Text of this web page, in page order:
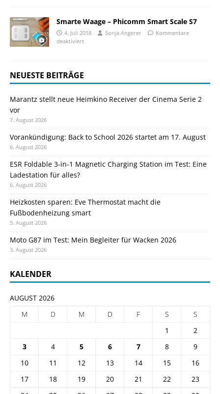
Smarte Waage – Phicomm Smart Scale S7
4. Juli 2018 Sonja Angerer
Kommentare
deaktiviert
NEUESTE BEITRÄGE
Marantz stellt neue Heimkino Receiver der Cinema Serie 2
vor
7. August 2026
Vorankündigung: Back to School 2026 startet am 17. August
6. August 2026
ESR Foldable 3-in-1 Magnetic Charging Station im Test: Eine
Ladestation für alles?
6. August 2026
Heizkosten sparen: Eve Thermostat macht die
Fußbodenheizung smart
5. August 2026
Moto G87 im Test: Mein Begleiter für Wacken 2026
3. August 2026
KALENDER
AUGUST 2026
M
D M D F S
S
1
2
3
4 5 6 7 8
9
10
11 12 13 14 15
16
17
18 19 20 21 22
23